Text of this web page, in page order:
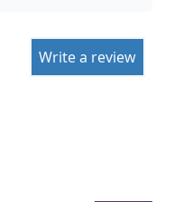
Write a review